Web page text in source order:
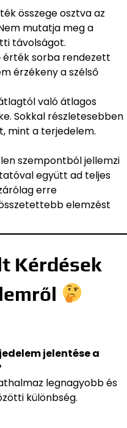
összege osztva az
mutatja meg a
távolságot.
érték sorba rendezett
érzékeny a szélső
való átlagos
Sokkal részletesebben
mint a terjedelem.
szempontból jellemzi
együtt ad teljes
erre
elemzést
Kérdések
jelentése a
legnagyobb és
különbség.